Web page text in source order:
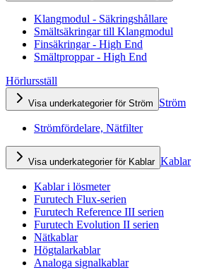
Klangmodul - Säkringshållare
Smältsäkringar till Klangmodul
Finsäkringar - High End
Smältproppar - High End
Hörlursställ
Visa underkategorier för Ström Ström
Strömfördelare, Nätfilter
Visa underkategorier för Kablar Kablar
Kablar i lösmeter
Furutech Flux-serien
Furutech Reference III serien
Furutech Evolution II serien
Nätkablar
Högtalarkablar
Analoga signalkablar